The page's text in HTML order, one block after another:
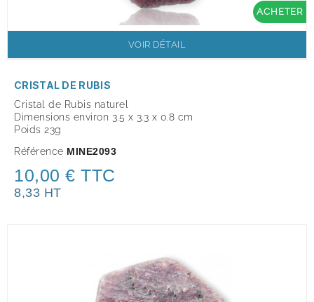
ACHETER
VOIR DÉTAIL
CRISTAL DE RUBIS
Cristal de Rubis naturel
Dimensions environ 3.5 x 3.3 x 0.8 cm
Poids 23g
Référence MINE2093
10,00 € TTC
8,33 HT